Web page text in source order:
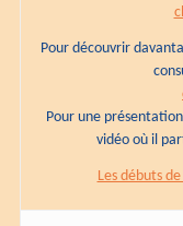
Pour découvrir
Pour une
vidéo où il
Les débuts